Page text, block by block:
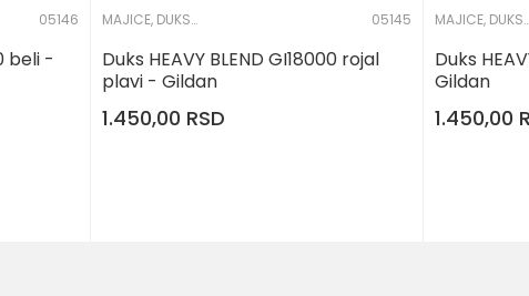
05146
beli -
MAJICE, DUKSERICE I KOŠULJE 05145
Duks HEAVY BLEND GI18000 rojal
plavi - Gildan
1.450,00 RSD
MAJICE, DUKSERICE I KOŠULJE
Duks
Gildan
1.450,00